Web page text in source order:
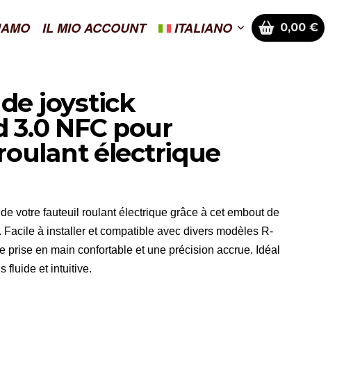
IL MIO ACCOUNT ITALIANO 0,00 €
joystick
3.0 NFC pour
électrique
votre fauteuil roulant électrique grâce à cet embout de
Facile à installer et compatible avec divers modèles R-
prise en main confortable et une précision accrue. Idéal
fluide et intuitive.